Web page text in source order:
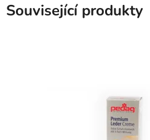
Související produkty